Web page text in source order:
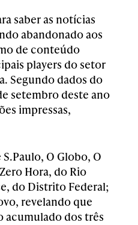
saber as notícias
abandonado aos
de conteúdo
players do setor
Segundo dados do
setembro deste ano
impressas,
O Globo, O
Hora, do Rio
do Distrito Federal;
revelando que
acumulado dos três